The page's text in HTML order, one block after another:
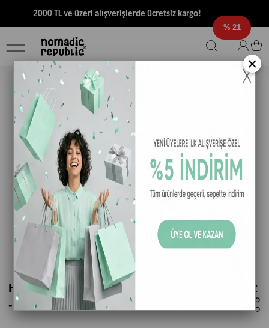
2000 TL ve üzeri alışverişlerde ücretsiz kargo!
21
Helly Hansen Mount Polar Erkek Sweatshirt
- Açık Gri
×